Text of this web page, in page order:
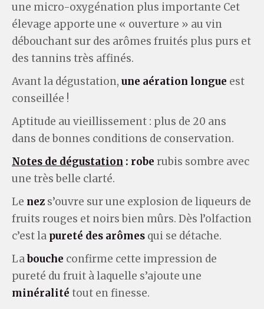
une micro-oxygénation plus importante Cet
élevage apporte une « ouverture » au vin
débouchant sur des arômes fruités plus purs et
des tannins très affinés.
Avant la dégustation, une aération longue est
conseillée !
Aptitude au vieillissement : plus de 20 ans
dans de bonnes conditions de conservation.
Notes de dégustation : robe rubis sombre avec
une très belle clarté.
Le nez s’ouvre sur une explosion de liqueurs de
fruits rouges et noirs bien mûrs. Dès l’olfaction
c’est la pureté des arômes qui se détache.
Labouche confirme cette impression de
pureté du fruit à laquelle s’ajoute une
minéralité tout en finesse.